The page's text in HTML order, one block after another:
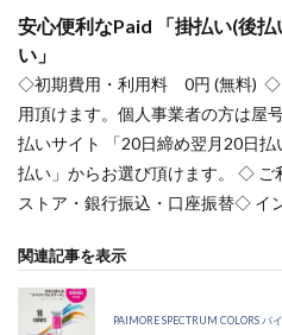
安心便利なPaid 「掛払い(後
い」
◇初期費用・利用料 0円 (無料) ◇
用頂けます。個人事業者の方は屋
払いサイト 「20日締め翌月20日
払い」からお選び頂けます。 ◇
ストア・銀行振込・口座振替◇ イ
関連記事を表示
PAIMORE SPECTRUM COLORS